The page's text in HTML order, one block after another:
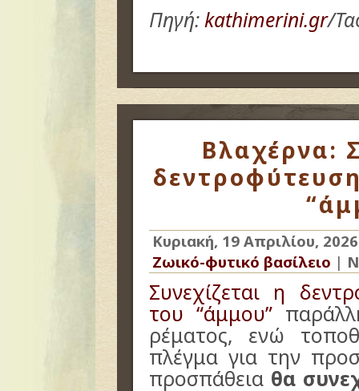
Πηγή:kathimerini.gr/
Βλαχέρνα:
Κυριακή, 19 Απριλίου, 2026
Ζωικό-φυτικό βασίλειο |
Συνεχίζεται η
του “άμμου”
ρέματος, ενώ
πλέγμα για την
προσπάθεια θα